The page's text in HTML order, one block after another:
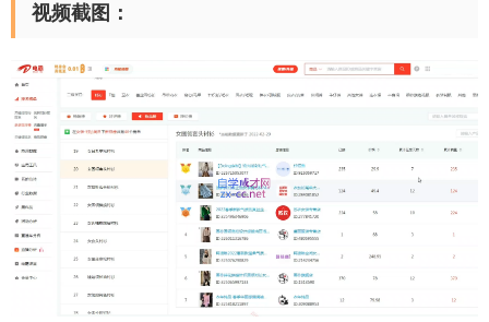
视频截图：